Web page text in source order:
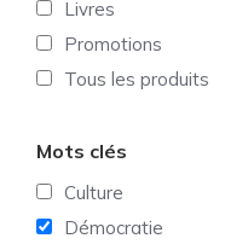
Livres
Promotions
Tous les produits
Mots clés
Culture
Démocratie